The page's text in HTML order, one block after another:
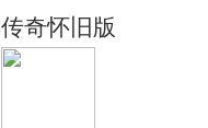
传奇怀旧版